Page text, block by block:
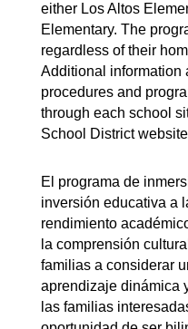
either Los Altos
Elementary. The
regardless of their
Additional information
procedures and
through each school
School District
El programa de
inversión educativa a
rendimiento
la comprensión
familias a considerar
aprendizaje dinámica
las familias